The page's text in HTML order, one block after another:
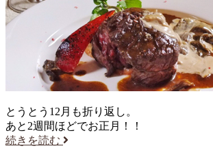
とうとう12月も折り返し。
あと2週間ほどでお正月！！
続きを読む